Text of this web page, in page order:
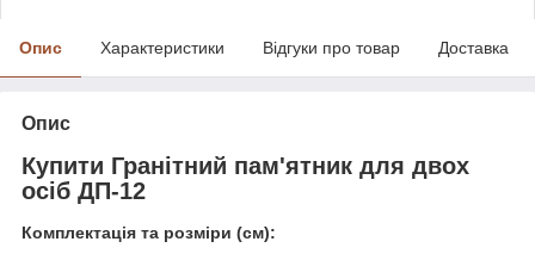
Опис Характеристики Відгуки про товар Доставка
Опис
Купити Гранітний пам'ятник для двох
осіб ДП-12
Комплектація та розміри (см):